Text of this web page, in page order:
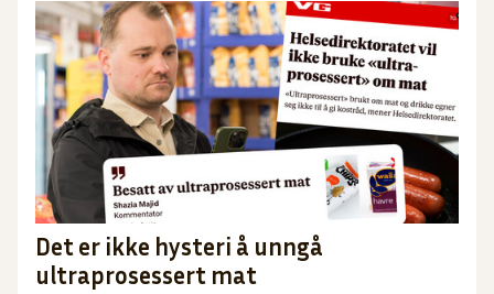
Det er ikke hysteri å unngå
ultraprosessert mat